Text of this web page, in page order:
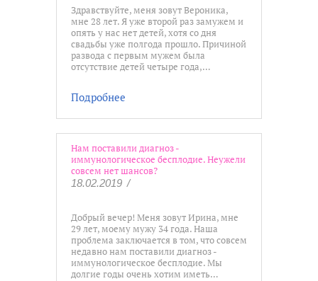
Здравствуйте, меня зовут Вероника,
мне 28 лет. Я уже второй раз замужем и
опять у нас нет детей, хотя со дня
свадьбы уже полгода прошло. Причиной
развода с первым мужем была
отсутствие детей четыре года,…
Подробнее
Нам поставили диагноз -
иммунологическое бесплодие. Неужели
совсем нет шансов?
18.02.2019 /
Добрый вечер! Меня зовут Ирина, мне
29 лет, моему мужу 34 года. Наша
проблема заключается в том, что совсем
недавно нам поставили диагноз -
иммунологическое бесплодие. Мы
долгие годы очень хотим иметь…